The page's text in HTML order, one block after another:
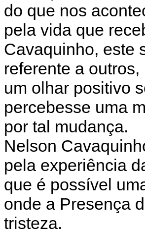
do que nos
pela vida que
Cavaquinho, este
referente a
um olhar positivo
percebesse uma
por tal mudança.
Nelson
pela experiência
que é possível
onde a Presença
tristeza.